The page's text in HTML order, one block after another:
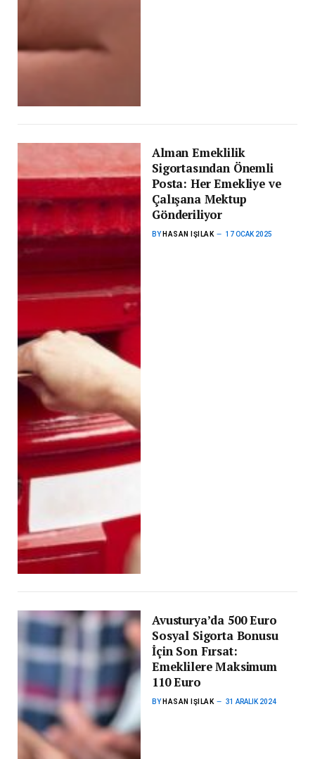
Alman Emeklilik
Sigortasından Önemli
Posta: Her Emekliye ve
Çalışana Mektup
Gönderiliyor
BY HASAN IŞILAK 17 OCAK 2025
Avusturya’da 500 Euro
Sosyal Sigorta Bonusu
İçin Son Fırsat:
Emeklilere Maksimum
110 Euro
BY HASAN IŞILAK 31 ARALIK 2024